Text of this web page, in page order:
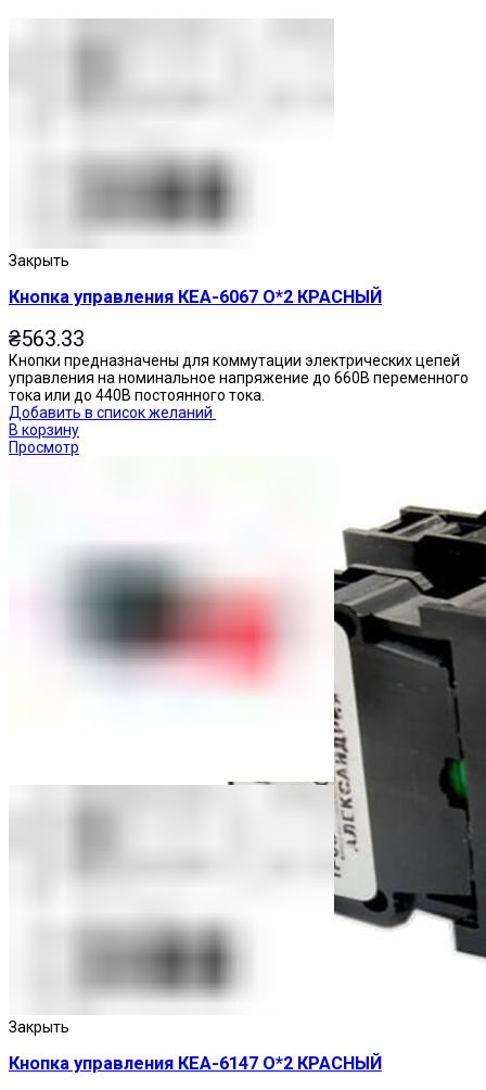
Закрыть
Кнопка управления КЕА-6067 О*2 КРАСНЫЙ
₴563.33
Кнопки предназначены для коммутации электрических цепей
управления на номинальное напряжение до 660В переменного
тока или до 440В постоянного тока.
Добавить в список желаний
В корзину
Просмотр
Закрыть
Кнопка управления КЕА-6147 О*2 КРАСНЫЙ